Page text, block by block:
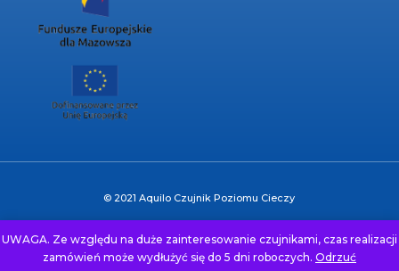
UWAGA. Ze względu na duże zainteresowanie czujnikami, czas realizacji
zamówień może wydłużyć się do 5 dni roboczych. Odrzuć
© 2021 Aquilo Czujnik Poziomu Cieczy